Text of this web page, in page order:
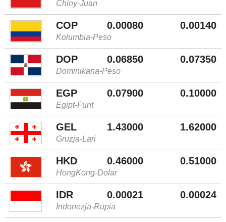
Chiny-Juan
COP 0.00080 0.00140
Kolumbia-Peso
DOP 0.06850 0.07350
Dominikana-Peso
EGP 0.07900 0.10000
Egipt-Funt
GEL 1.43000 1.62000
Gruzja-Lari
HKD 0.46000 0.51000
HongKong-Dolar
IDR 0.00021 0.00024
Indonezja-Rupia